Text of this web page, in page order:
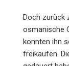
Doch zurück
osmanische
konnten ihn
freikaufen.